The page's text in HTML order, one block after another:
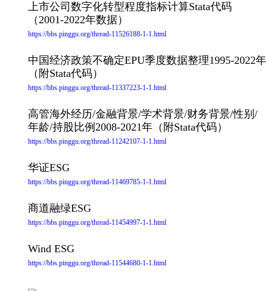
上市公司数字化转型程度指标计算Stata代码
（2001-2022年数据）
https://bbs.pinggu.org/thread-11526188-1-1.html
中国经济政策不确定EPU季度数据整理1995-2022年
（附Stata代码）
https://bbs.pinggu.org/thread-11337223-1-1.html
高管海外经历/金融背景/学术背景/财务背景/性别/
年龄/持股比例2008-2021年（附Stata代码）
https://bbs.pinggu.org/thread-11242107-1-1.html
华证ESG
https://bbs.pinggu.org/thread-11469785-1-1.html
商道融绿ESG
https://bbs.pinggu.org/thread-11454997-1-1.html
Wind ESG
https://bbs.pinggu.org/thread-11544680-1-1.html